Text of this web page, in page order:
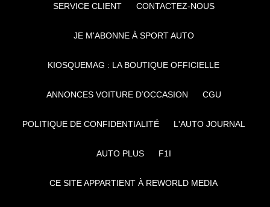
SERVICE CLIENT CONTACTEZ-NOUS
JE M'ABONNE À SPORT AUTO
KIOSQUEMAG : LA BOUTIQUE OFFICIELLE
ANNONCES VOITURE D’OCCASION CGU
POLITIQUE DE CONFIDENTIALITÉ L'AUTO JOURNAL
AUTO PLUS F1I
CE SITE APPARTIENT À REWORLD MEDIA